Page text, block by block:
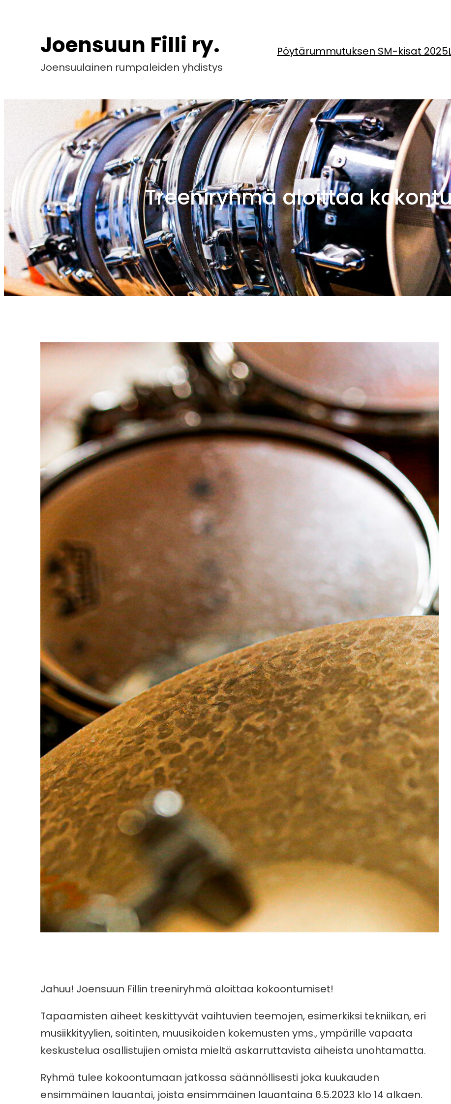
Joensuun Filli ry.
Joensuulainen rumpaleiden yhdistys
Pöytärummutuksen SM-kisat 2025
Treeniryhmä aloittaa
Jahuu! Joensuun Fillin treeniryhmä aloittaa kokoontumiset!
Tapaamisten aiheet keskittyvät vaihtuvien teemojen, esimerkiksi tekniikan, eri
musiikkityylien, soitinten, muusikoiden kokemusten yms., ympärille vapaata
keskustelua osallistujien omista mieltä askarruttavista aiheista unohtamatta.
Ryhmä tulee kokoontumaan jatkossa säännöllisesti joka kuukauden
ensimmäinen lauantai, joista ensimmäinen lauantaina 6.5.2023 klo 14 alkaen.